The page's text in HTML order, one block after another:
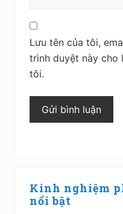
Lưu tên của tôi,
trình duyệt này cho
tôi.
Sidebar
chính
Kinh nghiệm
nổi bật